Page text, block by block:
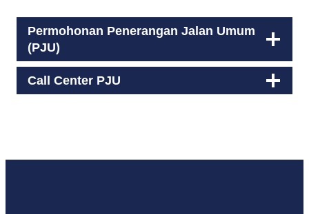
Permohonan Penerangan Jalan Umum
(PJU)
Call Center PJU